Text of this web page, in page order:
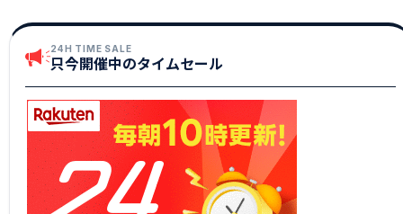
24H TIME SALE
只今開催中のタイムセール